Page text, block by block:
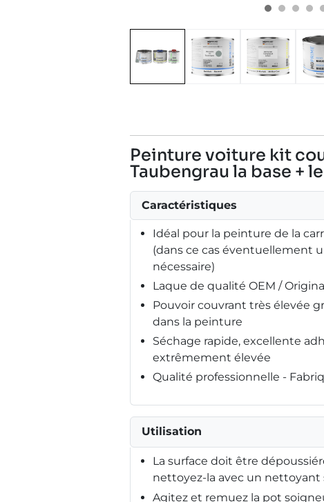
Peinture voiture kit
Taubengrau la base +
Caractéristiques
Idéal pour la peinture de la
(dans ce cas éventuellement
nécessaire)
Laque de qualité OEM /
Pouvoir couvrant très élevée
dans la peinture
Séchage rapide, excellente
extrêmement élevée
Qualité professionnelle -
Utilisation
La surface doit être
nettoyez-la avec un nettoyant
Agitez et remuez la pot